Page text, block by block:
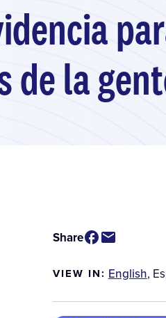
de la
Share
VIEW IN: English,